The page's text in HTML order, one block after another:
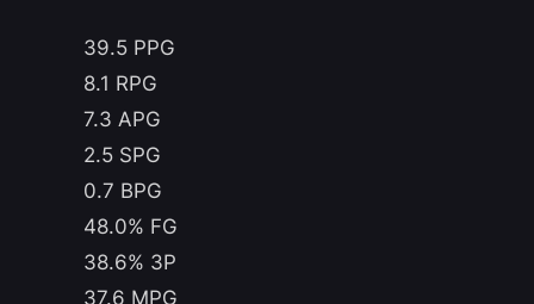
39.5 PPG
8.1 RPG
7.3 APG
2.5 SPG
0.7 BPG
48.0% FG
38.6% 3P
37.6 MPG